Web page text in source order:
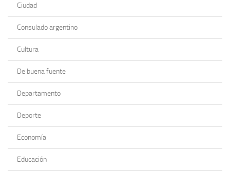
Ciudad
Consulado argentino
Cultura
De buena fuente
Departamento
Deporte
Economía
Educación